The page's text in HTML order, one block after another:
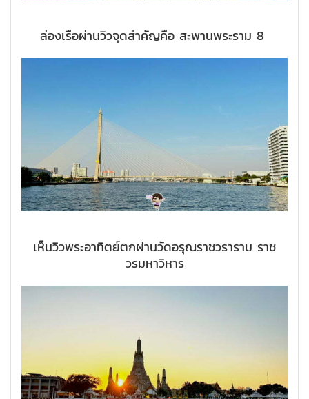
ล่องเรือผ่านวิวจุดสำคัญคือ สะพานพระราม 8
เห็นวิวพระอาทิตย์ตกผ่านวัดอรุณราชวราราม ราช
วรมหาวิหาร